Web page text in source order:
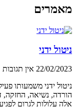
מאמרים
ניטול ידני
22/02/2023 אין תגובות
ניטול ידני משמעותו
הורדה, נשיאה, החזקה,
אלה עלולות לגרום